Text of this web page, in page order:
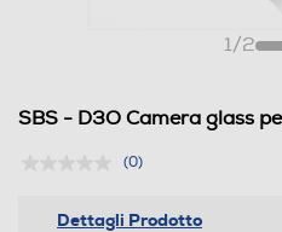
1/2
SBS - D3O Camera glass
(0)
Dettagli Prodotto